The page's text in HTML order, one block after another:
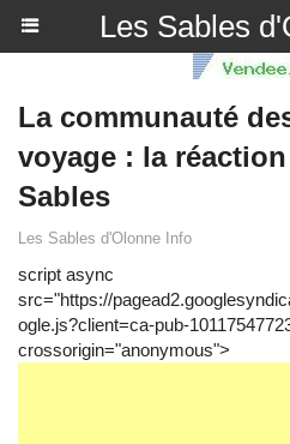
Les Sables
La communauté
voyage : la
Sables
Les Sables d'Olonne Info
script async
src="https://
ogle.js?client=ca-pub-
crossorigin="anonymous">